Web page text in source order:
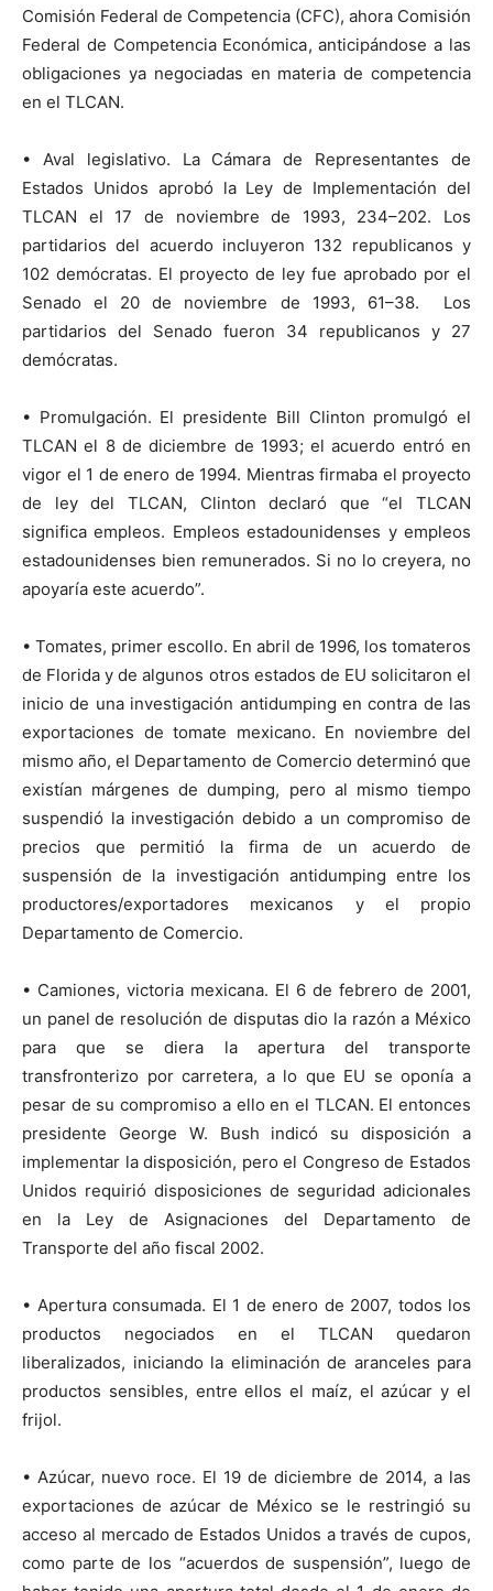
Comisión Federal de Competencia (CFC), ahora Comisión
Federal de Competencia Económica, anticipándose a las
obligaciones ya negociadas en materia de competencia
en el TLCAN.
• Aval legislativo. La Cámara de Representantes de
Estados Unidos aprobó la Ley de Implementación del
TLCAN el 17 de noviembre de 1993, 234–202. Los
partidarios del acuerdo incluyeron 132 republicanos y
102 demócratas. El proyecto de ley fue aprobado por el
Senado el 20 de noviembre de 1993, 61–38. Los
partidarios del Senado fueron 34 republicanos y 27
demócratas.
• Promulgación. El presidente Bill Clinton promulgó el
TLCAN el 8 de diciembre de 1993; el acuerdo entró en
vigor el 1 de enero de 1994. Mientras firmaba el proyecto
de ley del TLCAN, Clinton declaró que “el TLCAN
significa empleos. Empleos estadounidenses y empleos
estadounidenses bien remunerados. Si no lo creyera, no
apoyaría este acuerdo”.
• Tomates, primer escollo. En abril de 1996, los tomateros
de Florida y de algunos otros estados de EU solicitaron el
inicio de una investigación antidumping en contra de las
exportaciones de tomate mexicano. En noviembre del
mismo año, el Departamento de Comercio determinó que
existían márgenes de dumping, pero al mismo tiempo
suspendió la investigación debido a un compromiso de
precios que permitió la firma de un acuerdo de
suspensión de la investigación antidumping entre los
productores/exportadores mexicanos y el propio
Departamento de Comercio.
• Camiones, victoria mexicana. El 6 de febrero de 2001,
un panel de resolución de disputas dio la razón a México
para que se diera la apertura del transporte
transfronterizo por carretera, a lo que EU se oponía a
pesar de su compromiso a ello en el TLCAN. El entonces
presidente George W. Bush indicó su disposición a
implementar la disposición, pero el Congreso de Estados
Unidos requirió disposiciones de seguridad adicionales
en la Ley de Asignaciones del Departamento de
Transporte del año fiscal 2002.
• Apertura consumada. El 1 de enero de 2007, todos los
productos negociados en el TLCAN quedaron
liberalizados, iniciando la eliminación de aranceles para
productos sensibles, entre ellos el maíz, el azúcar y el
frijol.
• Azúcar, nuevo roce. El 19 de diciembre de 2014, a las
exportaciones de azúcar de México se le restringió su
acceso al mercado de Estados Unidos a través de cupos,
como parte de los “acuerdos de suspensión”, luego de